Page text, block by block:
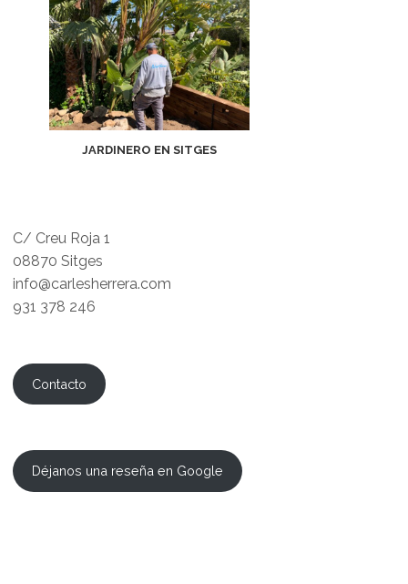
JARDINERO EN SITGES
C/ Creu Roja 1
08870 Sitges
info@carlesherrera.com
931 378 246
Contacto
Déjanos una reseña en Google